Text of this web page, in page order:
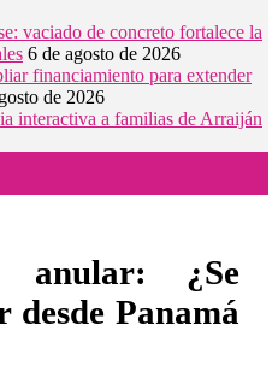
vaciado de concreto fortalece la
6 de agosto de 2026
financiamiento para extender
de 2026
interactiva a familias de Arraiján
anular: ¿Se
Panamá